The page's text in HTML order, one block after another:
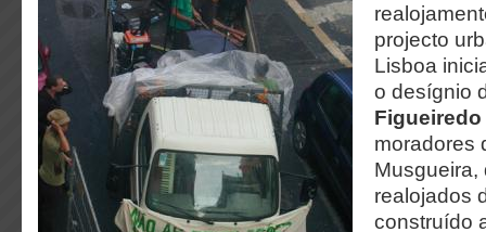
projecto
Lisboa
o desígnio
Figueiredo
moradores
Musgueira,
realojados
construído